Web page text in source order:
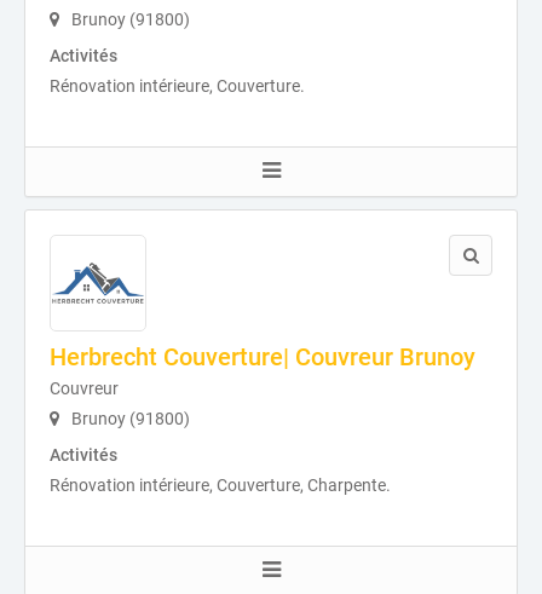
Brunoy (91800)
Activités
Rénovation intérieure, Couverture.
Herbrecht Couverture| Couvreur Brunoy
Couvreur
Brunoy (91800)
Activités
Rénovation intérieure, Couverture, Charpente.